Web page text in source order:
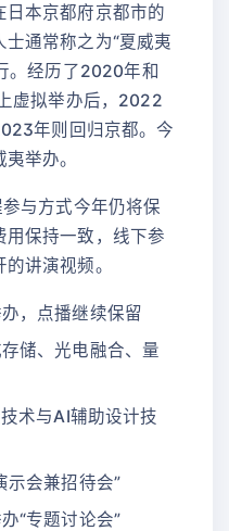
日本京都府京都市的
通常称之为“夏威夷
。经历了2020年和
虚拟举办后，2022
年则回归京都。今
举办。
与方式今年仍将保
用保持一致，线下参
讲演视频。
，点播继续保留
储、光电融合、量
术与AI辅助设计技
示会兼招待会”
“专题讨论会”